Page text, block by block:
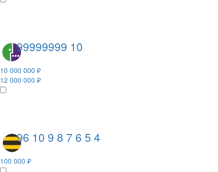
99999999 10
10 000 000 ₽
12 000 000 ₽
96 10 9 8 7 6 5 4
100 000 ₽